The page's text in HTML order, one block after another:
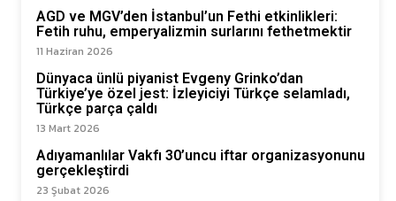
AGD ve MGV’den İstanbul’un Fethi etkinlikleri:
Fetih ruhu, emperyalizmin surlarını fethetmektir
11 Haziran 2026
Dünyaca ünlü piyanist Evgeny Grinko’dan
Türkiye’ye özel jest: İzleyiciyi Türkçe selamladı,
Türkçe parça çaldı
13 Mart 2026
Adıyamanlılar Vakfı 30’uncu iftar organizasyonunu
gerçekleştirdi
23 Şubat 2026